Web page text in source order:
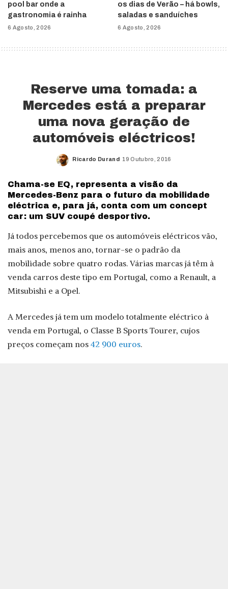
pool bar onde a
gastronomia é rainha
6 Agosto, 2026
os dias de Verão – há bowls,
saladas e sanduíches
6 Agosto, 2026
Reserve uma tomada: a
Mercedes está a preparar
uma nova geração de
automóveis eléctricos!
Posted
Ricardo Durand 19 Outubro, 2016
Chama-se EQ, representa a visão da
Mercedes-Benz para o futuro da mobilidade
eléctrica e, para já, conta com um concept
car: um SUV coupé desportivo.
Já todos percebemos que os automóveis eléctricos vão,
mais anos, menos ano, tornar-se o padrão da
mobilidade sobre quatro rodas. Várias marcas já têm à
venda carros deste tipo em Portugal, como a Renault, a
Mitsubishi e a Opel.
A Mercedes já tem um modelo totalmente eléctrico à
venda em Portugal, o Classe B Sports Tourer, cujos
preços começam nos 42 900 euros.